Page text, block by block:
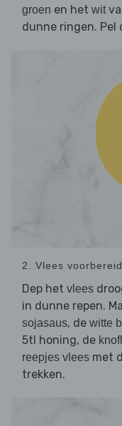
groen en het wit
dunne ringen. Pel
2. Vlees
Dep het vlees
in dunne repen.
sojasaus, de witte
5tl honing, de
reepjes vlees met
trekken.